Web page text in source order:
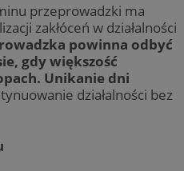
przeprowadzki ma
zakłóceń w działalności
powinna odbyć
gdy większość
Unikanie dni
działalności bez